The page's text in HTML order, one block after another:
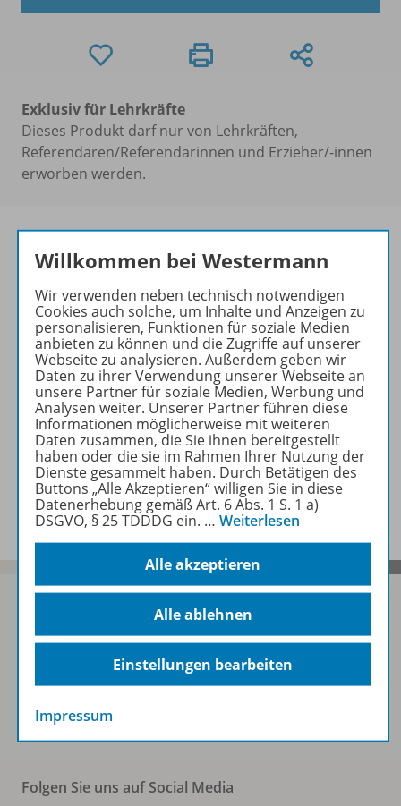
Exklusiv für Lehrkräfte
Dieses Produkt darf nur von Lehrkräften,
Referendaren/Referendarinnen und Erzieher/-innen
erworben werden.
Produktinformationen
Beschreibung
Zugehörige Produkte
Benachrichtigungs-Service
Sofort profitieren
Folgen Sie uns auf Social Media
Willkommen bei Westermann
Wir verwenden neben technisch notwendigen
Cookies auch solche, um Inhalte und Anzeigen zu
personalisieren, Funktionen für soziale Medien
anbieten zu können und die Zugriffe auf unserer
Webseite zu analysieren. Außerdem geben wir
Daten zu ihrer Verwendung unserer Webseite an
unsere Partner für soziale Medien, Werbung und
Analysen weiter. Unserer Partner führen diese
Informationen möglicherweise mit weiteren
Daten zusammen, die Sie ihnen bereitgestellt
haben oder die sie im Rahmen Ihrer Nutzung der
Dienste gesammelt haben. Durch Betätigen des
Buttons „Alle Akzeptieren“ willigen Sie in diese
Datenerhebung gemäß Art. 6 Abs. 1 S. 1 a)
DSGVO, § 25 TDDDG ein. … Weiterlesen
Alle akzeptieren
Alle ablehnen
Einstellungen bearbeiten
Impressum